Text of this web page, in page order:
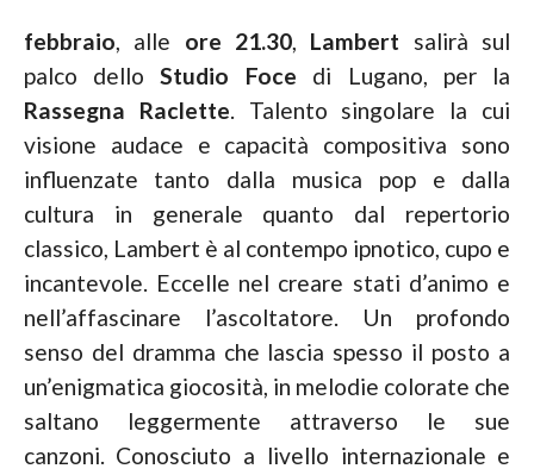
febbraio, alle ore 21.30, Lambert salirà sul
palco delloStudio Foce di Lugano, per la
Rassegna Raclette. Talento singolare la cui
visione audace e capacità compositiva sono
influenzate tanto dalla musica pop e dalla
cultura in generale quanto dal repertorio
classico, Lambert è al contempo ipnotico, cupo e
incantevole. Eccelle nel creare stati d’animo e
nell’affascinare l’ascoltatore. Un profondo
senso del dramma che lascia spesso il posto a
un’enigmatica giocosità, in melodie colorate che
saltano leggermente attraverso le sue
canzoni. Conosciuto a livello internazionale e